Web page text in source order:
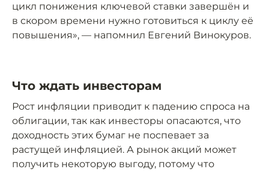
цикл понижения ключевой ставки завершён и
в скором времени нужно готовиться к циклу её
повышения», — напомнил Евгений Винокуров.
Что ждать инвесторам
Рост инфляции приводит к падению спроса на
облигации, так как инвесторы опасаются, что
доходность этих бумаг не поспевает за
растущей инфляцией. А рынок акций может
получить некоторую выгоду, потому что